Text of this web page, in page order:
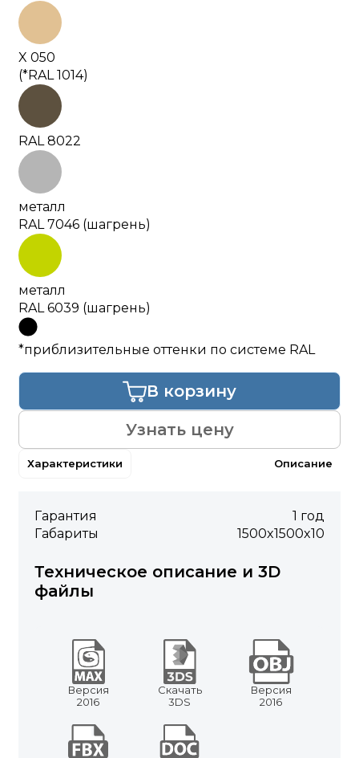
Характеристики Описание
Гарантия
1 год
Габариты
1500x1500x10
Техническое описание и 3D
файлы
Версия
2016
Скачать
3DS
Версия
2016
X 050
(*RAL 1014)
RAL 8022
металл
RAL 7046 (шагрень)
металл
RAL 6039 (шагрень)
*приблизительные оттенки по системе RAL
Узнать цену
В корзину